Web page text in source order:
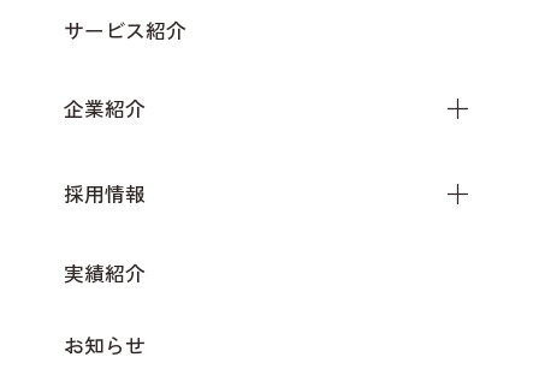
サービス紹介
企業紹介
採用情報
実績紹介
お知らせ